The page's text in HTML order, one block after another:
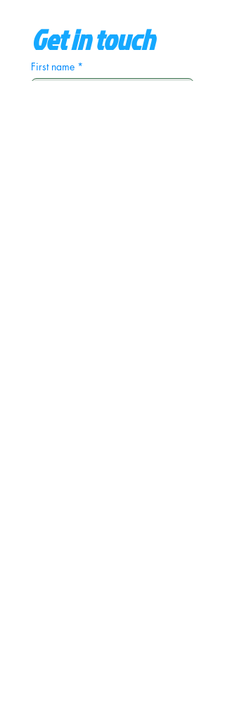
Get in touch
First name *